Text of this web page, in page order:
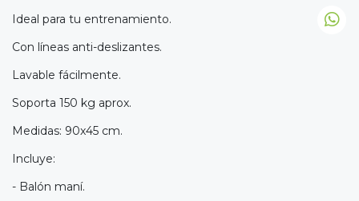
Ideal para tu entrenamiento.
Con líneas anti-deslizantes.
Lavable fácilmente.
Soporta 150 kg aprox.
Medidas: 90x45 cm.
Incluye:
- Balón maní.